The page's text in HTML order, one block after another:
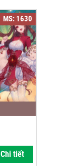
MS: 1630
Chi tiết